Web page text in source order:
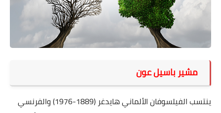
على مقام سبا
فيديوهات
اقتباسات روائية
مشير باسيل عون
ينتسب الفيلسوفان الألماني هايدغر (1889-1976) والفرنسي